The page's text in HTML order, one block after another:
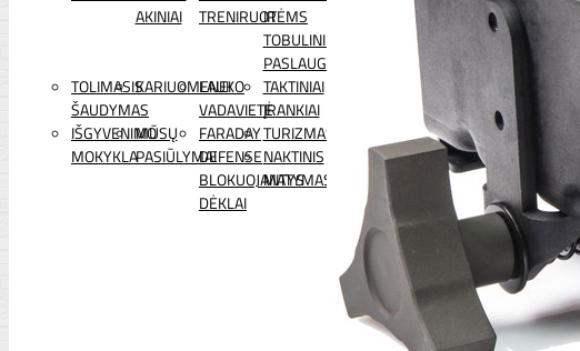
AKINIAI
TRENIRUOTĖMS
IR
TOBULINIMO
PASLAUGOS
TOLIMASIS
ŠAUDYMAS
KARIUOMENEI
LAUKO
VADAVIETĖ
TAKTINIAI
ĮRANKIAI
IŠGYVENIMO
MOKYKLA
MŪSŲ
PASIŪLYMAI
FARADAY
DEFENSE
BLOKUOJANTYS
DĖKLAI
TURIZMAS
NAKTINIS
MATYMAS